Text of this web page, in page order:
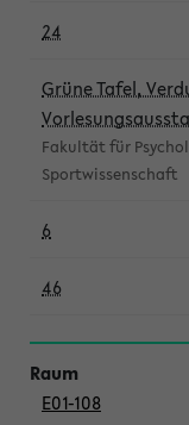
24
Grüne Tafel,
Fakultät für
Sportwissenschaft
6
46
E01-108